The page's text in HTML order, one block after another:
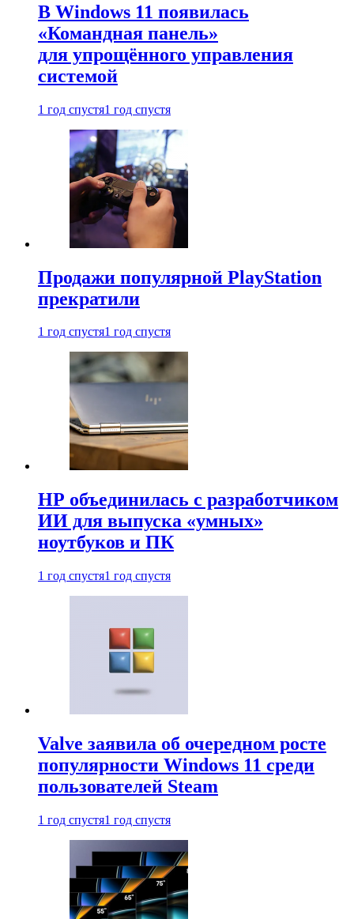
В Windows 11 появилась
«Командная панель»
для упрощённого управления
системой
1 год спустя1 год спустя
Продажи популярной PlayStation
прекратили
1 год спустя1 год спустя
HP объединилась с разработчиком
ИИ для выпуска «умных»
ноутбуков и ПК
1 год спустя1 год спустя
Valve заявила об очередном росте
популярности Windows 11 среди
пользователей Steam
1 год спустя1 год спустя